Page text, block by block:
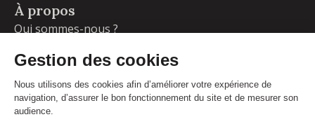
À propos
Qui sommes-nous ?
Livraisons et retours
Blog
Votre compte